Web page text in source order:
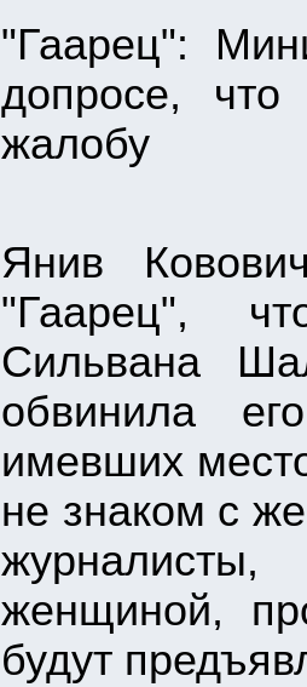
"Гаарец":
допросе,
жалобу
Янив
"Гаарец",
Сильвана
обвинила
имевших
не знаком с
журналисты,
женщиной,
будут